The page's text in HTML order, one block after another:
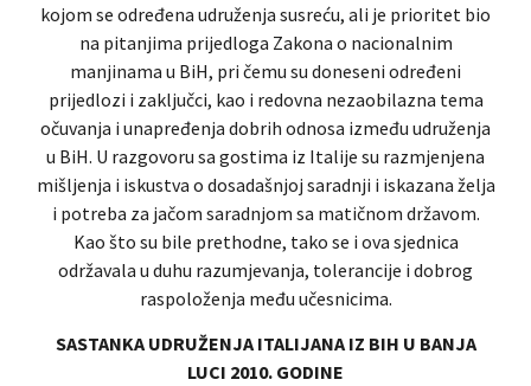
kojom se određena udruženja susreću, ali je prioritet bio
na pitanjima prijedloga Zakona o nacionalnim
manjinama u BiH, pri čemu su doneseni određeni
prijedlozi i zaključci, kao i redovna nezaobilazna tema
očuvanja i unapređenja dobrih odnosa između udruženja
u BiH. U razgovoru sa gostima iz Italije su razmjenjena
mišljenja i iskustva o dosadašnjoj saradnji i iskazana želja
i potreba za jačom saradnjom sa matičnom državom.
Kao što su bile prethodne, tako se i ova sjednica
održavala u duhu razumjevanja, tolerancije i dobrog
raspoloženja među učesnicima.
SASTANKA UDRUŽENJA ITALIJANA IZ BIH U BANJA
LUCI 2010. GODINE